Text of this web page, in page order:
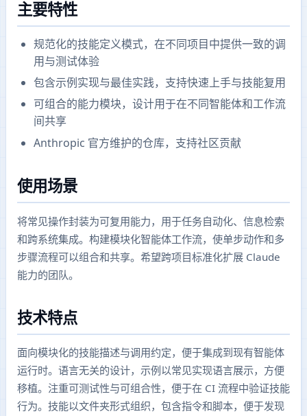
主要特性
规范化的技能定义模式，在不同项目中提供一致的调
用与测试体验
包含示例实现与最佳实践，支持快速上手与技能复用
可组合的能力模块，设计用于在不同智能体和工作流
间共享
Anthropic 官方维护的仓库，支持社区贡献
使用场景
将常见操作封装为可复用能力，用于任务自动化、信息检索
和跨系统集成。构建模块化智能体工作流，使单步动作和多
步骤流程可以组合和共享。希望跨项目标准化扩展 Claude
能力的团队。
技术特点
面向模块化的技能描述与调用约定，便于集成到现有智能体
运行时。语言无关的设计，示例以常见实现语言展示，方便
移植。注重可测试性与可组合性，便于在 CI 流程中验证技能
行为。技能以文件夹形式组织，包含指令和脚本，便于发现